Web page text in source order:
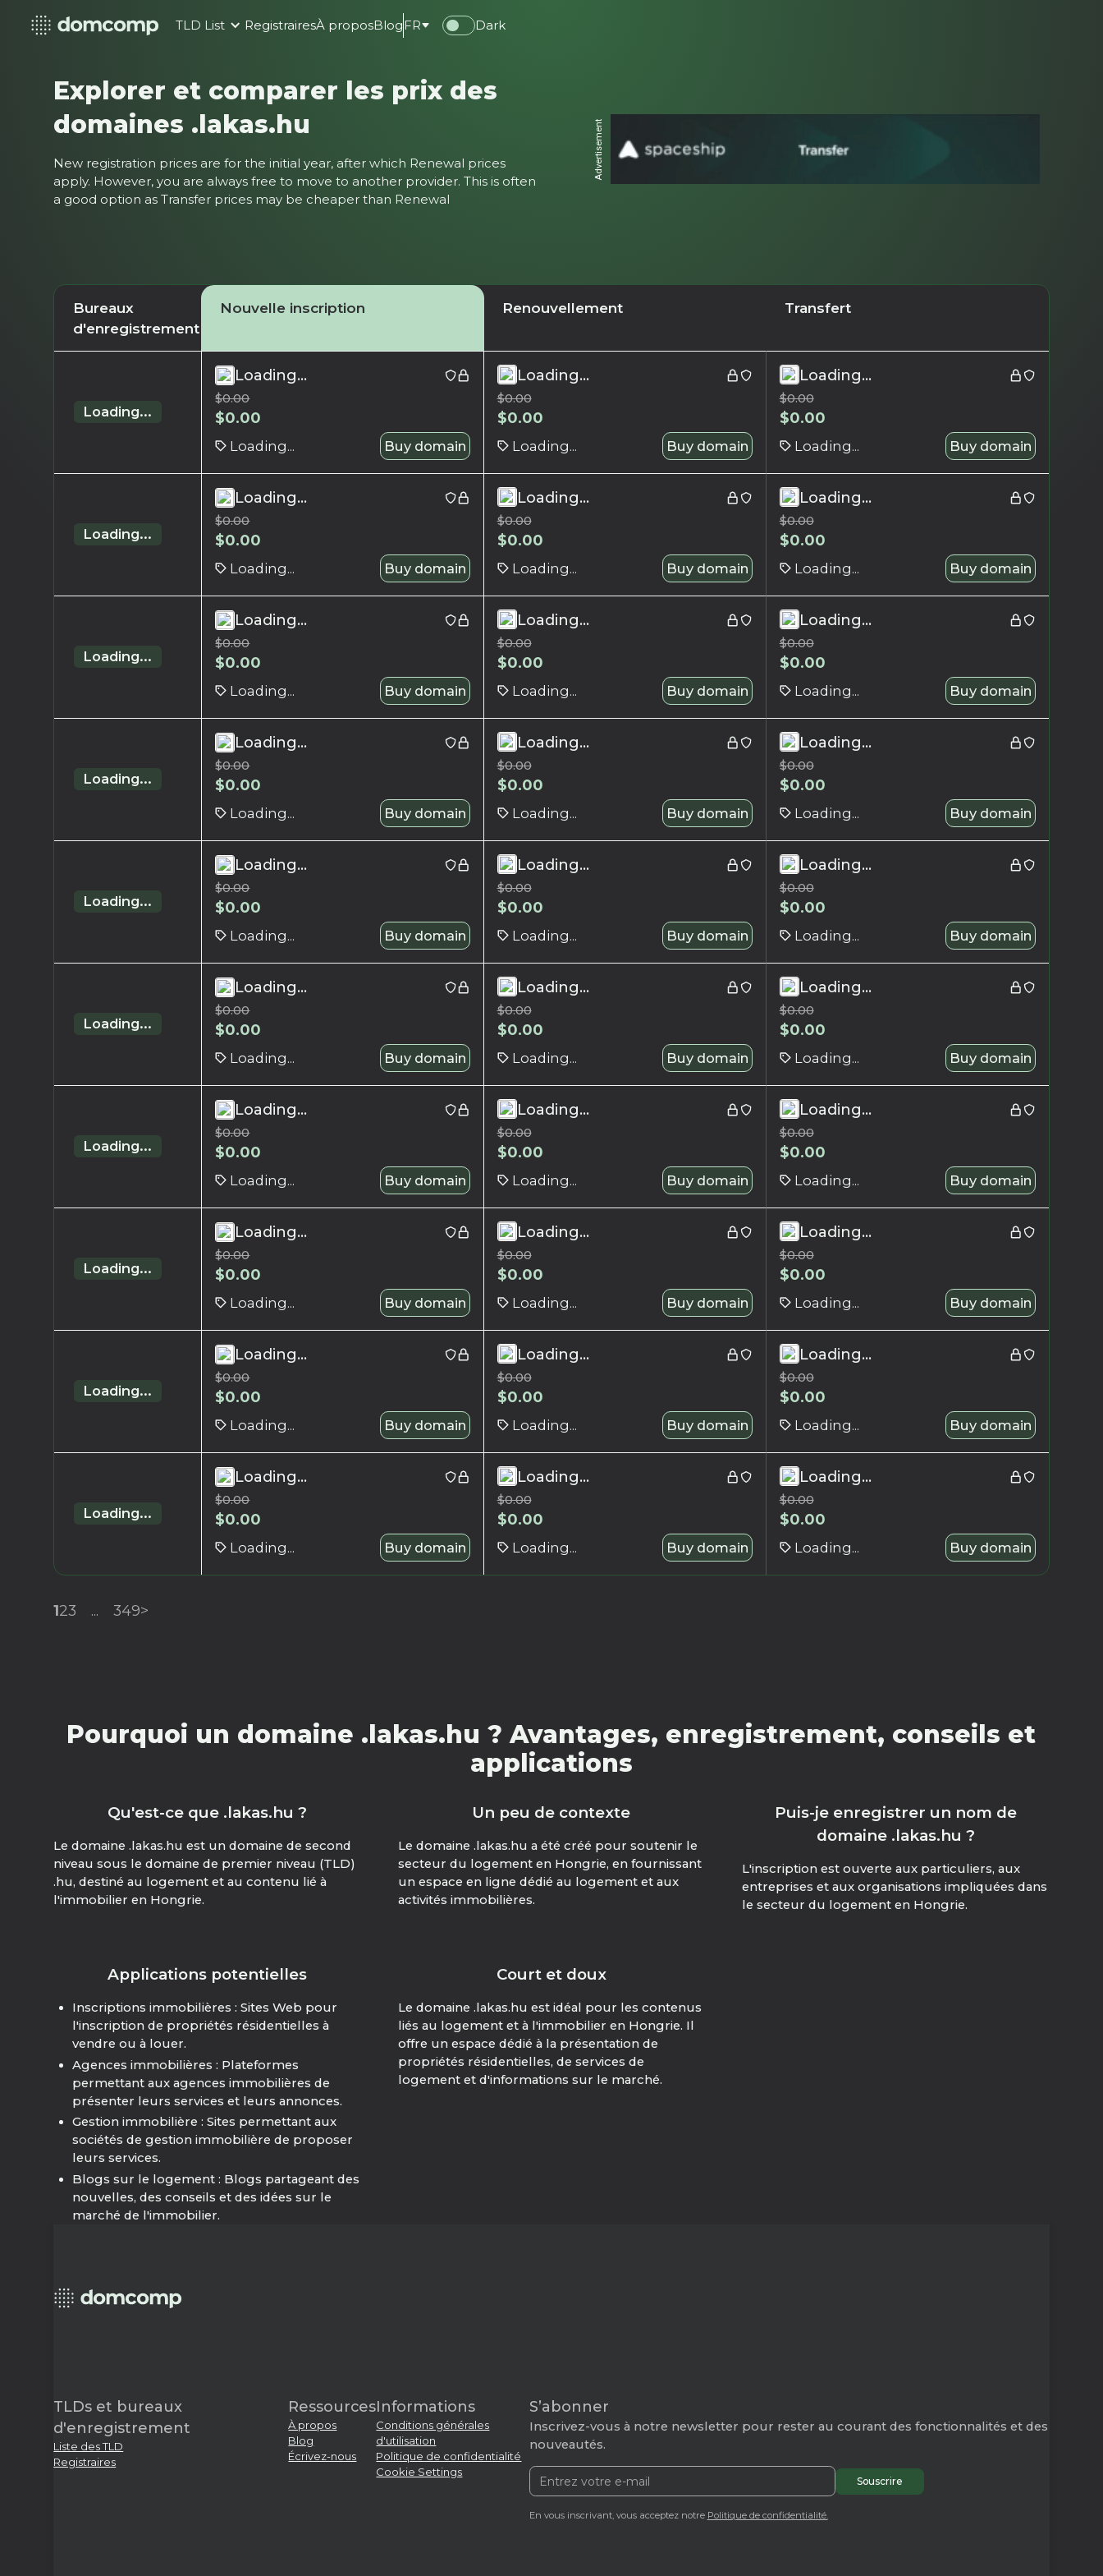
TLD List RegistrairesÀ proposBlog FR Dark
Explorer et comparer les prix des
domaines .lakas.hu
New registration prices are for the initial year, after which Renewal prices
apply. However, you are always free to move to another provider. This is often
a good option as Transfer prices may be cheaper than Renewal
Advertisement
Bureaux
d'enregistrement
Nouvelle inscription Renouvellement Transfert
Loading...
Loading...
$0.00
$0.00
Loading... Buy domain
Loading...
$0.00
$0.00
Loading... Buy domain
Loading...
$0.00
$0.00
Loading... Buy domain
Loading...
Loading...
$0.00
$0.00
Loading... Buy domain
Loading...
$0.00
$0.00
Loading... Buy domain
Loading...
$0.00
$0.00
Loading... Buy domain
Loading...
Loading...
$0.00
$0.00
Loading... Buy domain
Loading...
$0.00
$0.00
Loading... Buy domain
Loading...
$0.00
$0.00
Loading... Buy domain
Loading...
Loading...
$0.00
$0.00
Loading... Buy domain
Loading...
$0.00
$0.00
Loading... Buy domain
Loading...
$0.00
$0.00
Loading... Buy domain
Loading...
Loading...
$0.00
$0.00
Loading... Buy domain
Loading...
$0.00
$0.00
Loading... Buy domain
Loading...
$0.00
$0.00
Loading... Buy domain
Loading...
Loading...
$0.00
$0.00
Loading... Buy domain
Loading...
$0.00
$0.00
Loading... Buy domain
Loading...
$0.00
$0.00
Loading... Buy domain
Loading...
Loading...
$0.00
$0.00
Loading... Buy domain
Loading...
$0.00
$0.00
Loading... Buy domain
Loading...
$0.00
$0.00
Loading... Buy domain
Loading...
Loading...
$0.00
$0.00
Loading... Buy domain
Loading...
$0.00
$0.00
Loading... Buy domain
Loading...
$0.00
$0.00
Loading... Buy domain
Loading...
Loading...
$0.00
$0.00
Loading... Buy domain
Loading...
$0.00
$0.00
Loading... Buy domain
Loading...
$0.00
$0.00
Loading... Buy domain
Loading...
Loading...
$0.00
$0.00
Loading... Buy domain
Loading...
$0.00
$0.00
Loading... Buy domain
Loading...
$0.00
$0.00
Loading... Buy domain
123 ... 349>
Pourquoi un domaine .lakas.hu ? Avantages, enregistrement, conseils et
applications
Qu'est-ce que .lakas.hu ?
Le domaine .lakas.hu est un domaine de second
niveau sous le domaine de premier niveau (TLD)
.hu, destiné au logement et au contenu lié à
l'immobilier en Hongrie.
Un peu de contexte
Le domaine .lakas.hu a été créé pour soutenir le
secteur du logement en Hongrie, en fournissant
un espace en ligne dédié au logement et aux
activités immobilières.
Puis-je enregistrer un nom de
domaine .lakas.hu ?
L'inscription est ouverte aux particuliers, aux
entreprises et aux organisations impliquées dans
le secteur du logement en Hongrie.
Applications potentielles
Inscriptions immobilières : Sites Web pour
l'inscription de propriétés résidentielles à
vendre ou à louer.
Agences immobilières : Plateformes
permettant aux agences immobilières de
présenter leurs services et leurs annonces.
Gestion immobilière : Sites permettant aux
sociétés de gestion immobilière de proposer
leurs services.
Blogs sur le logement : Blogs partageant des
nouvelles, des conseils et des idées sur le
marché de l'immobilier.
Court et doux
Le domaine .lakas.hu est idéal pour les contenus
liés au logement et à l'immobilier en Hongrie. Il
offre un espace dédié à la présentation de
propriétés résidentielles, de services de
logement et d'informations sur le marché.
TLDs et bureaux
d'enregistrement
Liste des TLD
Registraires
Ressources
À propos
Blog
Écrivez-nous
Informations
Conditions générales
d'utilisation
Politique de confidentialité
Cookie Settings
S’abonner
Inscrivez-vous à notre newsletter pour rester au courant des fonctionnalités et des
nouveautés.
En vous inscrivant, vous acceptez notre Politique de confidentialité.